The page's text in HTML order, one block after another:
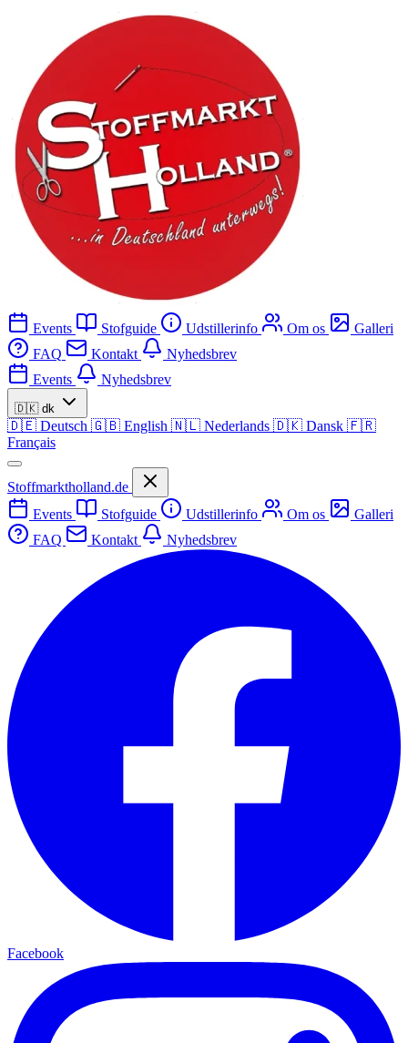
Events Stofguide Udstillerinfo Om os
Galleri
FAQ
Kontakt
Nyhedsbrev
Events
Nyhedsbrev
🇩🇰 dk
🇩🇪 Deutsch 🇬🇧 English 🇳🇱 Nederlands 🇩🇰 Dansk 🇫🇷
Français
Stoffmarktholland.de
Events
Stofguide Udstillerinfo Om os
Galleri
FAQ
Kontakt Nyhedsbrev
Facebook